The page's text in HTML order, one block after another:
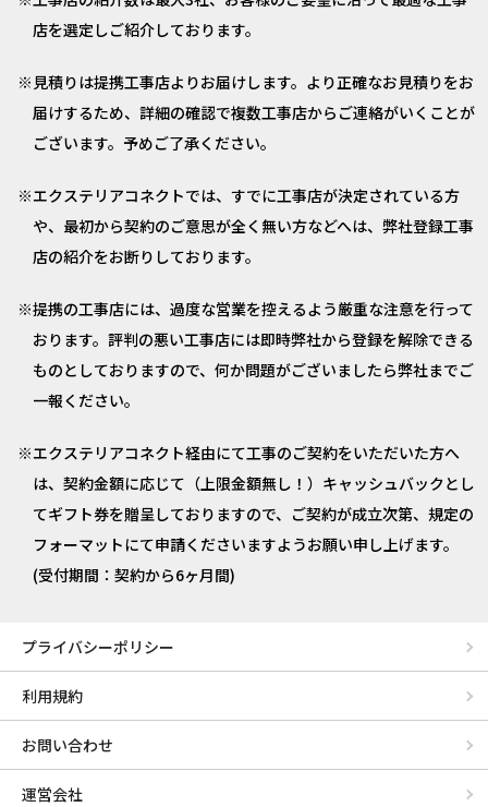
店を選定しご紹介しております。
見積りは提携工事店よりお届けします。より正確なお見積りをお
届けするため、詳細の確認で複数工事店からご連絡がいくことが
ございます。予めご了承ください。
エクステリアコネクトでは、すでに工事店が決定されている方
や、最初から契約のご意思が全く無い方などへは、弊社登録工事
店の紹介をお断りしております。
提携の工事店には、過度な営業を控えるよう厳重な注意を行って
おります。評判の悪い工事店には即時弊社から登録を解除できる
ものとしておりますので、何か問題がございましたら弊社までご
一報ください。
エクステリアコネクト経由にて工事のご契約をいただいた方へ
は、契約金額に応じて（上限金額無し！）キャッシュバックとし
てギフト券を贈呈しておりますので、ご契約が成立次第、規定の
フォーマットにて申請くださいますようお願い申し上げます。
(受付期間：契約から6ヶ月間)
プライバシーポリシー
利用規約
お問い合わせ
運営会社